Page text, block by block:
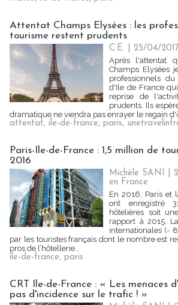
Attentat Champs Elysées : les
tourisme restent prudents
C.E. | 25/04/2017
Après l'attentat
Champs Elysées
professionnels
d'Ile de France
reprise de
prudents. Ils
dramatique ne viendra pas enrayer le regain
attentat, ile-de-france, paris,
Paris-Ile-de-France : 1,5 million de
2016
Michèle SANI |
en France
En 2016, Paris et
ont enregistré
hôtelières soit
rapport à 2015.
internationales (-
par les touristes français dont le nombre est
pros de l’hôtellerie...
ile-de-france, paris
CRT Ile-de-France : « Les menaces
pas d'incidence sur le trafic ! »